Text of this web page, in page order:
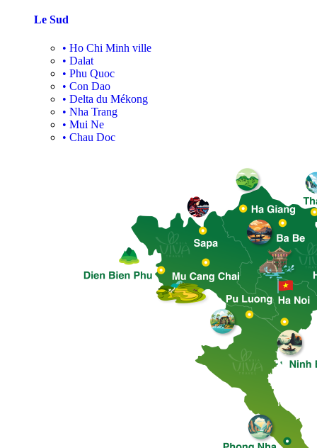
Le Sud
• Ho Chi Minh ville
• Dalat
• Phu Quoc
• Con Dao
• Delta du Mékong
• Nha Trang
• Mui Ne
• Chau Doc